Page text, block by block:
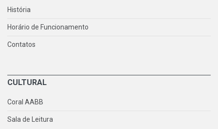
História
Horário de Funcionamento
Contatos
CULTURAL
Coral AABB
Sala de Leitura